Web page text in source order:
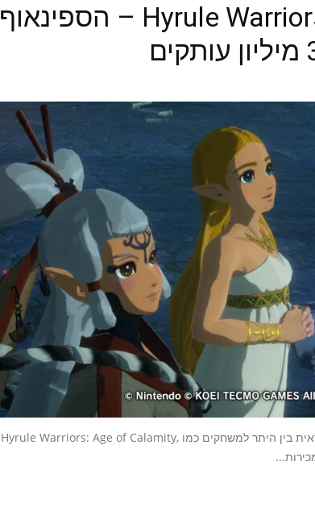
Hyrule Warriors: Age of Calamity – הספינאוף
מפיצת המשחקים היפנית Koei Tecmo, שאחראית בין היתר למשחקים כמו Hyrule Warriors: Age of Calamity,